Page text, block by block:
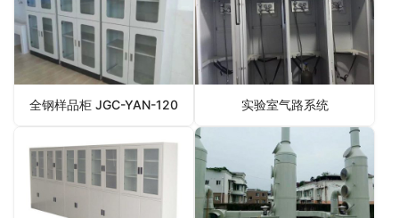
全钢样品柜 JGC-YAN-120 实验室气路系统